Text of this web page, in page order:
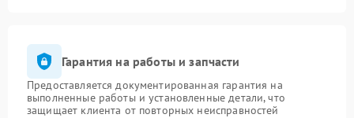
Гарантия на работы и запчасти
Предоставляется документированная гарантия на
выполненные работы и установленные детали, что
защищает клиента от повторных неисправностей